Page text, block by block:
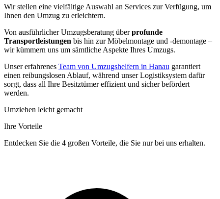
Wir stellen eine vielfältige Auswahl an Services zur Verfügung, um
Ihnen den Umzug zu erleichtern.
Von ausführlicher Umzugsberatung überprofunde
Transportleistungen bis hin zur Möbelmontage und -demontage –
wir kümmern uns um sämtliche Aspekte Ihres Umzugs.
Unser erfahrenes Team von Umzugshelfern in Hanau garantiert
einen reibungslosen Ablauf, während unser Logistiksystem dafür
sorgt, dass all Ihre Besitztümer effizient und sicher befördert
werden.
Umziehen leicht gemacht
Ihre Vorteile
Entdecken Sie die 4 großen Vorteile, die Sie nur bei uns erhalten.